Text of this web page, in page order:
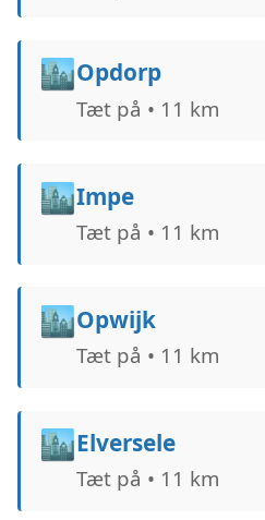
🏙️Opdorp
Tæt på • 11 km
🏙️Impe
Tæt på • 11 km
🏙️Opwijk
Tæt på • 11 km
🏙️Elversele
Tæt på • 11 km